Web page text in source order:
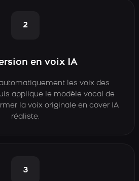
2
en voix IA
les voix des
applique le modèle vocal de
la voix originale en cover IA
réaliste.
3